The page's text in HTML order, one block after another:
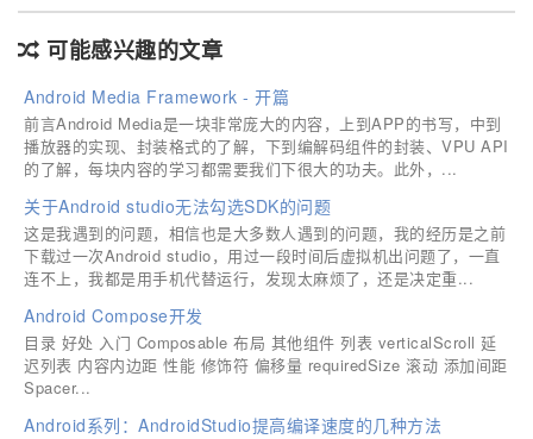
可能感兴趣的文章
Android Media Framework - 开篇
前言Android Media是一块非常庞大的内容，上到APP的书写，中到
播放器的实现、封装格式的了解，下到编解码组件的封装、VPU API
的了解，每块内容的学习都需要我们下很大的功夫。此外，...
关于Android studio无法勾选SDK的问题
这是我遇到的问题，相信也是大多数人遇到的问题，我的经历是之前
下载过一次Android studio，用过一段时间后虚拟机出问题了，一直
连不上，我都是用手机代替运行，发现太麻烦了，还是决定重...
Android Compose开发
目录 好处 入门 Composable 布局 其他组件 列表 verticalScroll 延
迟列表 内容内边距 性能 修饰符 偏移量 requiredSize 滚动 添加间距
Spacer...
Android系列：AndroidStudio提高编译速度的几种方法